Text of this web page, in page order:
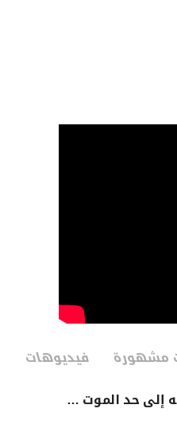
مشهورة فيديوهات
إلى حد الموت …